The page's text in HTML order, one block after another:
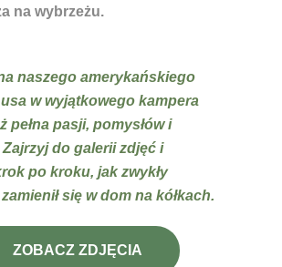
na wybrzeżu.
naszego amerykańskiego
w wyjątkowego kampera
pełna pasji, pomysłów i
Zajrzyj do galerii zdjęć i
po kroku, jak zwykły
się w dom na kółkach.
ZOBACZ ZDJĘCIA